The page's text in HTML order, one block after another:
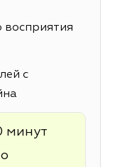
восприятия
с
минут